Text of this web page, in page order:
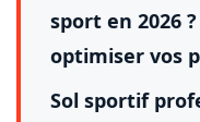
sport en 2026
optimiser vos
Sol sportif